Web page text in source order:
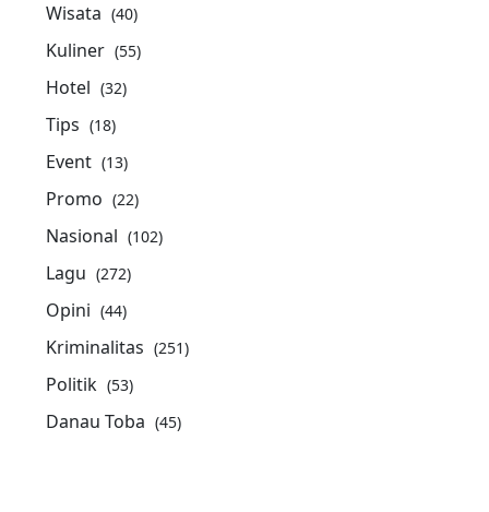
Wisata (40)
Kuliner (55)
Hotel (32)
Tips (18)
Event (13)
Promo (22)
Nasional (102)
Lagu (272)
Opini (44)
Kriminalitas (251)
Politik (53)
Danau Toba (45)